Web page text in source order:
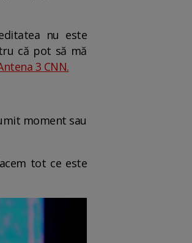
nu este
că pot să mă
3 CNN.
moment sau
tot ce este